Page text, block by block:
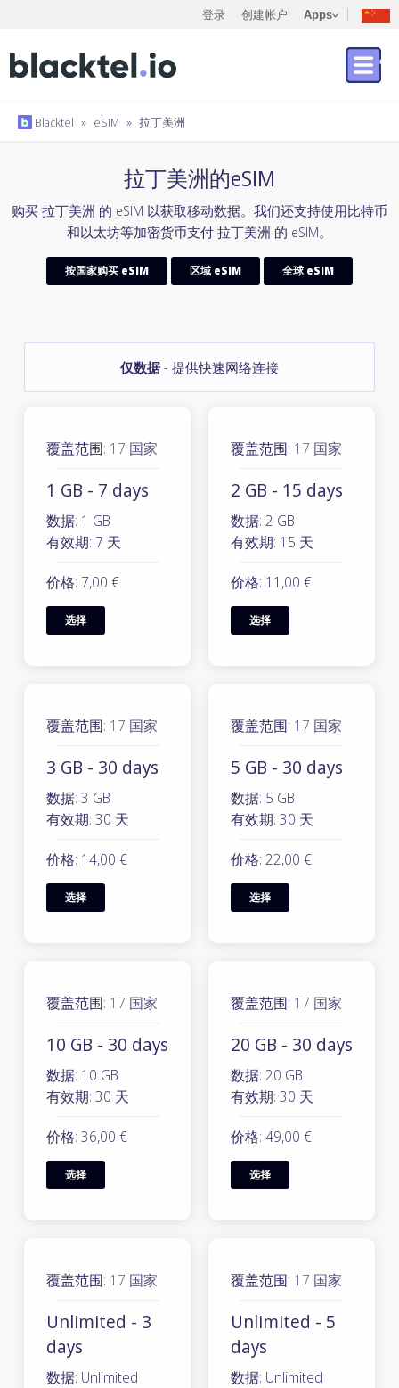
登录 创建帐户 Apps
Blacktel » eSIM » 拉丁美洲
拉丁美洲的eSIM
购买 拉丁美洲 的 eSIM 以获取移动数据。我们还支持使用比特币
和以太坊等加密货币支付 拉丁美洲 的 eSIM。
按国家购买 eSIM 区域 eSIM 全球 eSIM
仅数据 - 提供快速网络连接
覆盖范围: 17 国家
1 GB - 7 days
数据: 1 GB
有效期: 7 天
价格: 7,00 €
选择
覆盖范围: 17 国家
2 GB - 15 days
数据: 2 GB
有效期: 15 天
价格: 11,00 €
选择
覆盖范围: 17 国家
3 GB - 30 days
数据: 3 GB
有效期: 30 天
价格: 14,00 €
选择
覆盖范围: 17 国家
5 GB - 30 days
数据: 5 GB
有效期: 30 天
价格: 22,00 €
选择
覆盖范围: 17 国家
10 GB - 30 days
数据: 10 GB
有效期: 30 天
价格: 36,00 €
选择
覆盖范围: 17 国家
20 GB - 30 days
数据: 20 GB
有效期: 30 天
价格: 49,00 €
选择
覆盖范围: 17 国家
Unlimited - 3
days
数据: Unlimited
覆盖范围: 17 国家
Unlimited - 5
days
数据: Unlimited